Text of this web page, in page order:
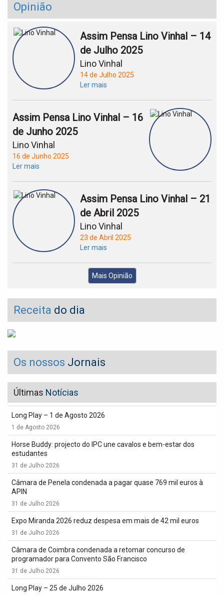
Opinião
Assim Pensa Lino Vinhal – 14
de Julho 2025
Lino Vinhal
14 de Julho 2025
Ler mais
Assim Pensa Lino Vinhal – 16
de Junho 2025
Lino Vinhal
16 de Junho 2025
Ler mais
Assim Pensa Lino Vinhal – 21
de Abril 2025
Lino Vinhal
23 de Abril 2025
Ler mais
Mais Opinião
Receita do dia
Os nossos Jornais
Últimas Notícias
Long Play – 1 de Agosto 2026
1 de Agosto 2026
Horse Buddy: projecto do IPC une cavalos e bem-estar dos
estudantes
31 de Julho 2026
Câmara de Penela condenada a pagar quase 769 mil euros à
APIN
31 de Julho 2026
Expo Miranda 2026 reduz despesa em mais de 42 mil euros
31 de Julho 2026
Câmara de Coimbra condenada a retomar concurso de
programador para Convento São Francisco
31 de Julho 2026
Long Play – 25 de Julho 2026